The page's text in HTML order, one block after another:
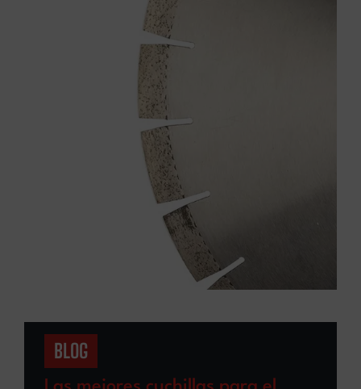
BLOG